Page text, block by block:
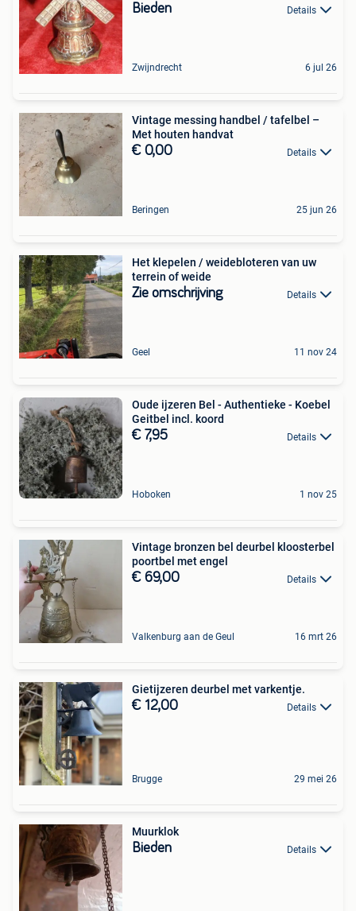
Bieden Details
Zwijndrecht 6 jul 26
Vintage messing handbel / tafelbel –
Met houten handvat
€ 0,00 Details
Beringen 25 jun 26
Het klepelen / weidebloteren van uw
terrein of weide
Zie omschrijving Details
Geel 11 nov 24
Oude ijzeren Bel - Authentieke - Koebel
Geitbel incl. koord
€ 7,95 Details
Hoboken 1 nov 25
Vintage bronzen bel deurbel kloosterbel
poortbel met engel
€ 69,00 Details
Valkenburg aan de Geul 16 mrt 26
Gietijzeren deurbel met varkentje.
€ 12,00 Details
Brugge 29 mei 26
Muurklok
Bieden Details